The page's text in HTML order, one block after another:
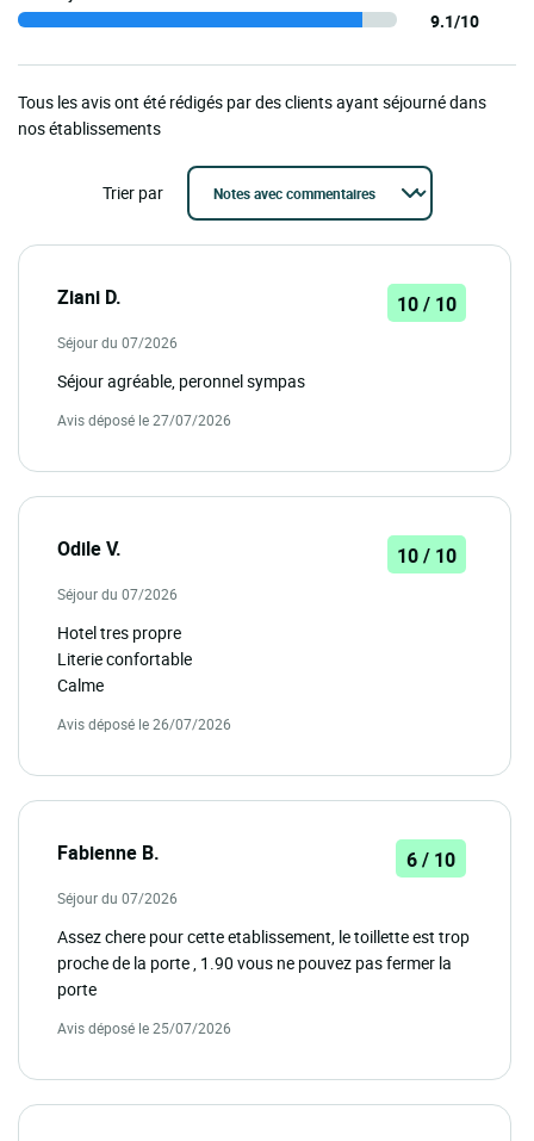
9.1/10
Tous les avis ont été rédigés par des clients ayant séjourné dans
nos établissements
Trier par
Ziani D. 10 / 10
Séjour du 07/2026
Séjour agréable, peronnel sympas
Avis déposé le 27/07/2026
Odile V. 10 / 10
Séjour du 07/2026
Hotel tres propre
Literie confortable
Calme
Avis déposé le 26/07/2026
Fabienne B. 6 / 10
Séjour du 07/2026
Assez chere pour cette etablissement, le toillette est trop
proche de la porte , 1.90 vous ne pouvez pas fermer la
porte
Avis déposé le 25/07/2026